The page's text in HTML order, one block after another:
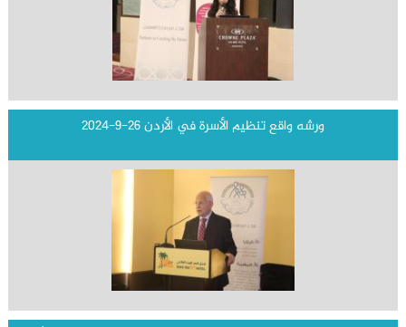
ورشه واقع تنظيم الأسرة في الأردن 26-9-2024